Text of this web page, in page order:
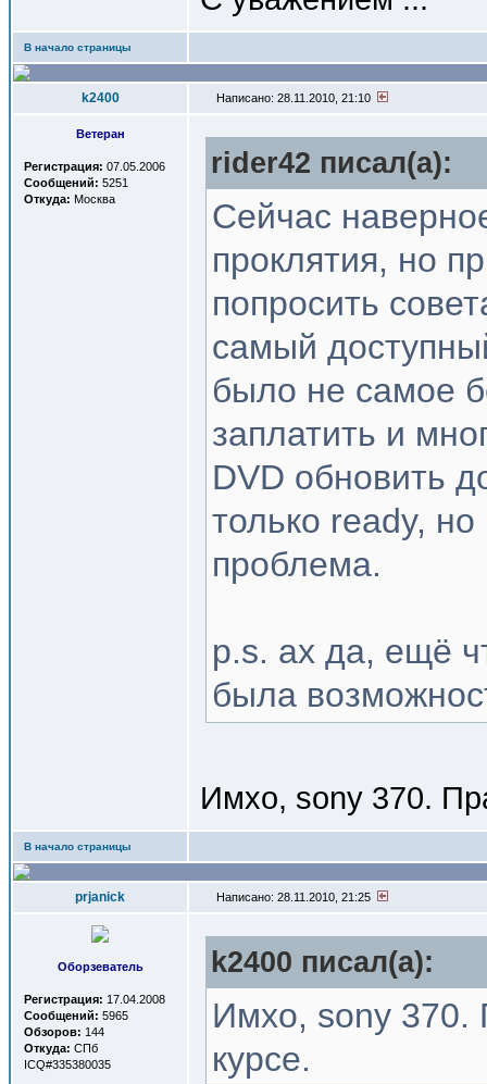
В начало страницы
k2400 Написано: 28.11.2010, 21:10
Ветеран
Регистрация: 07.05.2006
Сообщений: 5251
Откуда: Москва
rider42 писал(a):
Сейчас
проклятия, но
попросить
самый
было не самое
заплатить и
DVD обновить
только ready,
проблема.
p.s. ах да, ещё
была
Имхо, sony 370.
В начало страницы
prjanick Написано: 28.11.2010, 21:25
Оборзеватель
Регистрация: 17.04.2008
Сообщений: 5965
Обзоров: 144
Откуда: СПб
ICQ#335380035
k2400 писал(a):
Имхо, sony 370.
курсе.